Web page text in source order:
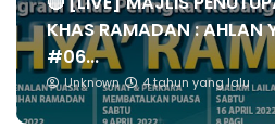
KHAS RAMADAN : AHLAN
#06...
Unknown 4 tahun yang lalu